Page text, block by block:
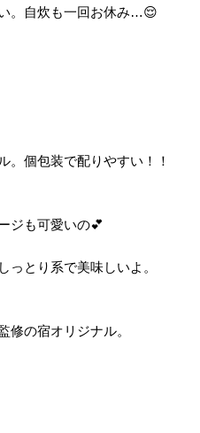
。自炊も一回お休み…😌
個包装で配りやすい！！
ジも可愛いの💕
とり系で美味しいよ。
の宿オリジナル。